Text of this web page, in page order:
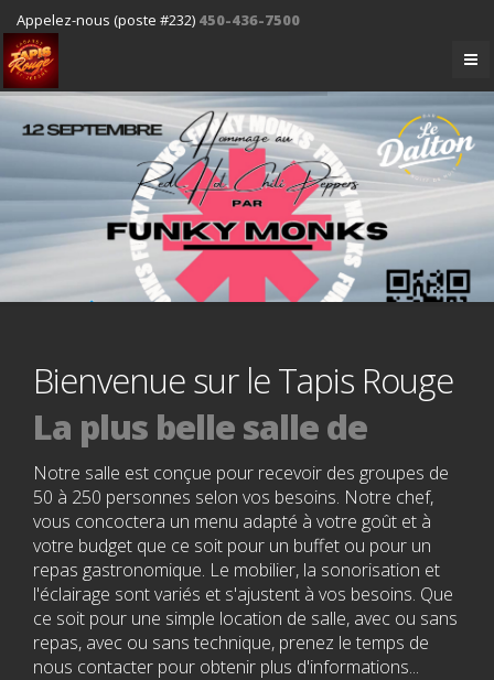
Appelez-nous (poste #232) 450-436-7500
Bienvenue sur le Tapis Rouge
La plus belle salle de
spectacle
dans les Laurentides !
La plus belle salle de
spectacle
Notre salle est conçue pour recevoir des groupes de
50 à 250 personnes selon vos besoins. Notre chef,
vous concoctera un menu adapté à votre goût et à
votre budget que ce soit pour un buffet ou pour un
repas gastronomique. Le mobilier, la sonorisation et
l'éclairage sont variés et s'ajustent à vos besoins. Que
ce soit pour une simple location de salle, avec ou sans
repas, avec ou sans technique, prenez le temps de
nous contacter pour obtenir plus d'informations...